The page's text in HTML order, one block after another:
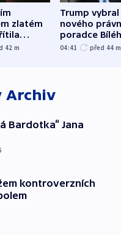
zlatém
42 m
Trump vybral
nového
poradce
domu
04:41 před 44 m
Archiv
Bardotka“ Jana
kontroverzních